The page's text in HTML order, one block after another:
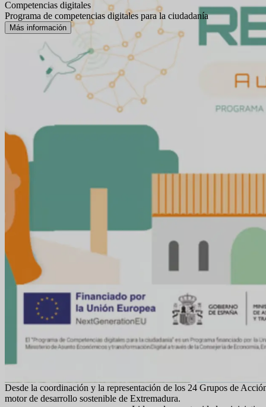
Descargar la guía
Desde la coordinación y la representación de los 24 Grupos de
motor de desarrollo sostenible de Extremadura.